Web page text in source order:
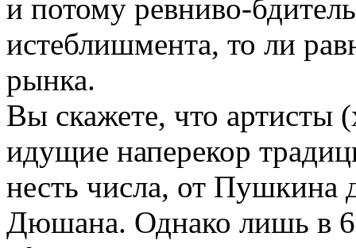
и потому ревниво-
истеблишмента, то ли
рынка.
Вы скажете, что
идущие наперекор
несть числа, от
Дюшана. Однако лишь в